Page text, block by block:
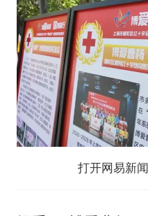
打开网易新